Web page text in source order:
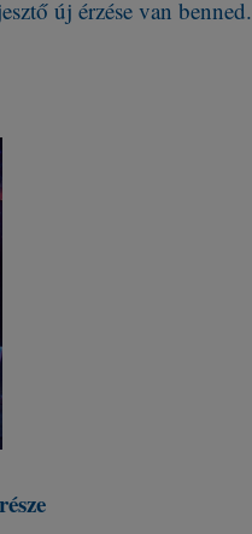
új érzése van benned.